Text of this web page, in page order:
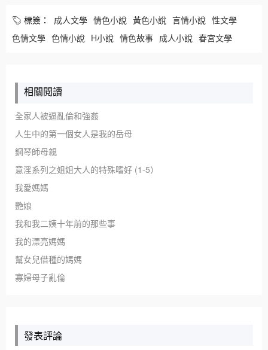
標簽： 成人文學 情色小說 黃色小說 言情小說 性文學
色情文學 色情小說 H小說 情色故事 成人小說 春宮文學
相關閱讀
全家人被逼亂倫和強姦
人生中的第一個女人是我的岳母
鋼琴師母親
意淫系列之姐姐大人的特殊嗜好 (1-5）
我愛媽媽
艷娘
我和我二姨十年前的那些事
我的漂亮媽媽
幫女兒借種的媽媽
寡婦母子亂倫
發表評論